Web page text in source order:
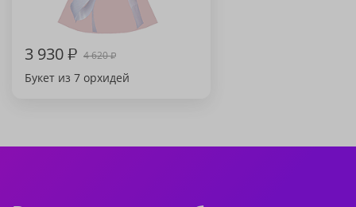
3 930₽ 4 620₽
Букет из 7 орхидей